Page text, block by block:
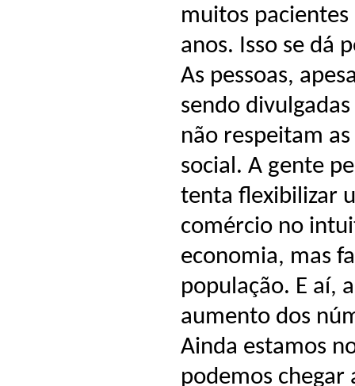
muitos pacientes
anos. Isso se dá
As pessoas,
sendo
não respeitam
social. A gente
tenta flexibilizar
comércio no
economia, mas
população. E aí,
aumento dos
Ainda estamos
podemos chegar